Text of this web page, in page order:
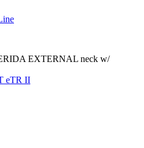
EXTERNAL neck w/
eTR II